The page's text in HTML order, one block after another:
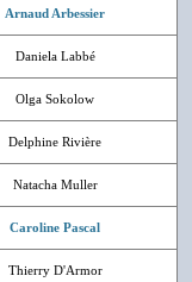
Arnaud Arbessier
Daniela Labbé
Olga Sokolow
Delphine Rivière
Natacha Muller
Caroline Pascal
Thierry D'Armor